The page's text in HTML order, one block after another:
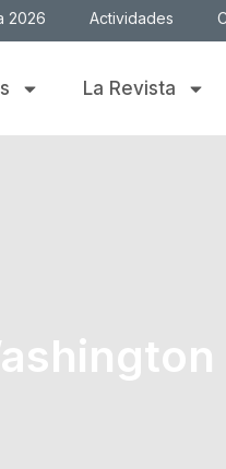
2026 Actividades
La Revista